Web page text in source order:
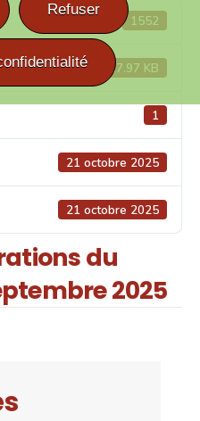
1552
417.97 KB
1
21 octobre 2025
21 octobre 2025
du
2025
Refuser